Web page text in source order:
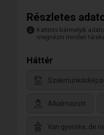
Részletes
Kattints bármelyik
megnézni minden
Háttér
Alkalmazott
Van gyereke, de